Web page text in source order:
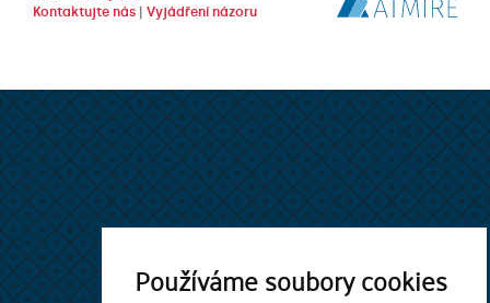
Používáme soubory cookies
Kontaktujte nás
Vyjádření názoru